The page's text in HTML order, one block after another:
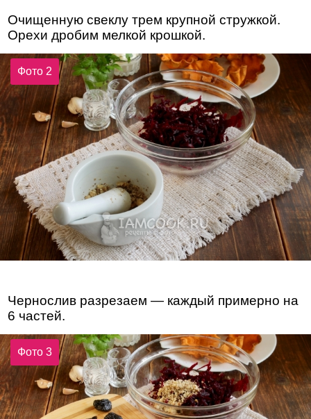
Очищенную свеклу трем крупной стружкой.
Орехи дробим мелкой крошкой.
Фото 2
Чернослив разрезаем — каждый примерно на
6 частей.
Фото 3